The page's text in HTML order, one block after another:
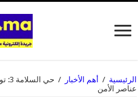
الرئيسية / أهم الأخبار /
حي
عناصر الأمن